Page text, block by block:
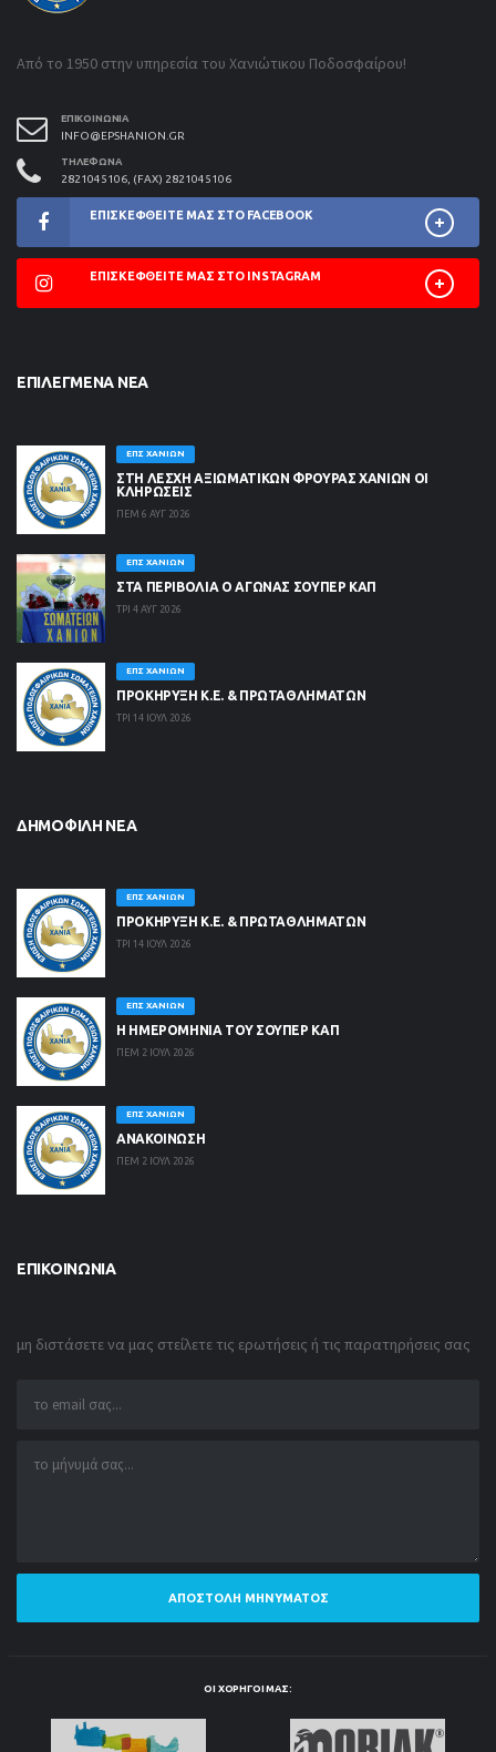
Από το 1950 στην υπηρεσία του Χανιώτικου Ποδοσφαίρου!
ΕΠΙΚΟΙΝΩΝΊΑ
INFO@EPSHANION.GR
ΤΗΛΈΦΩΝΑ
2821045106, (FAX) 2821045106
ΕΠΙΣΚΕΦΘΕΊΤΕ ΜΑΣ ΣΤΟ FACEBOOK
ΕΠΙΣΚΕΦΘΕΊΤΕ ΜΑΣ ΣΤΟ INSTAGRAM
ΕΠΙΛΕΓΜΈΝΑ ΝΈΑ
ΕΠΣ ΧΑΝΊΩΝ
ΣΤΗ ΛΈΣΧΗ ΑΞΙΩΜΑΤΙΚΏΝ ΦΡΟΥΡΆΣ ΧΑΝΊΩΝ ΟΙ
ΚΛΗΡΏΣΕΙΣ
ΠΕΜ 6 ΑΥΓ 2026
ΕΠΣ ΧΑΝΊΩΝ
ΣΤΑ ΠΕΡΙΒΟΛΙΑ Ο ΑΓΩΝΑΣ ΣΟΥΠΕΡ ΚΑΠ
ΤΡΙ 4 ΑΥΓ 2026
ΕΠΣ ΧΑΝΊΩΝ
ΠΡΟΚΗΡΥΞΗ Κ.Ε. & ΠΡΩΤΑΘΛΗΜΑΤΩΝ
ΤΡΙ 14 ΙΟΥΛ 2026
ΔΗΜΟΦΙΛΉ ΝΈΑ
ΕΠΣ ΧΑΝΊΩΝ
ΠΡΟΚΗΡΥΞΗ Κ.Ε. & ΠΡΩΤΑΘΛΗΜΑΤΩΝ
ΤΡΙ 14 ΙΟΥΛ 2026
ΕΠΣ ΧΑΝΊΩΝ
Η ΗΜΕΡΟΜΗΝΙΑ ΤΟΥ ΣΟΥΠΕΡ ΚΑΠ
ΠΕΜ 2 ΙΟΥΛ 2026
ΕΠΣ ΧΑΝΊΩΝ
ΑΝΑΚΟΙΝΩΣΗ
ΠΕΜ 2 ΙΟΥΛ 2026
ΕΠΙΚΟΙΝΩΝΊΑ
μη διστάσετε να μας στείλετε τις ερωτήσεις ή τις παρατηρήσεις σας
ΑΠΟΣΤΟΛΉ ΜΗΝΎΜΑΤΟΣ
ΟΙ ΧΟΡΗΓΟΊ ΜΑΣ: